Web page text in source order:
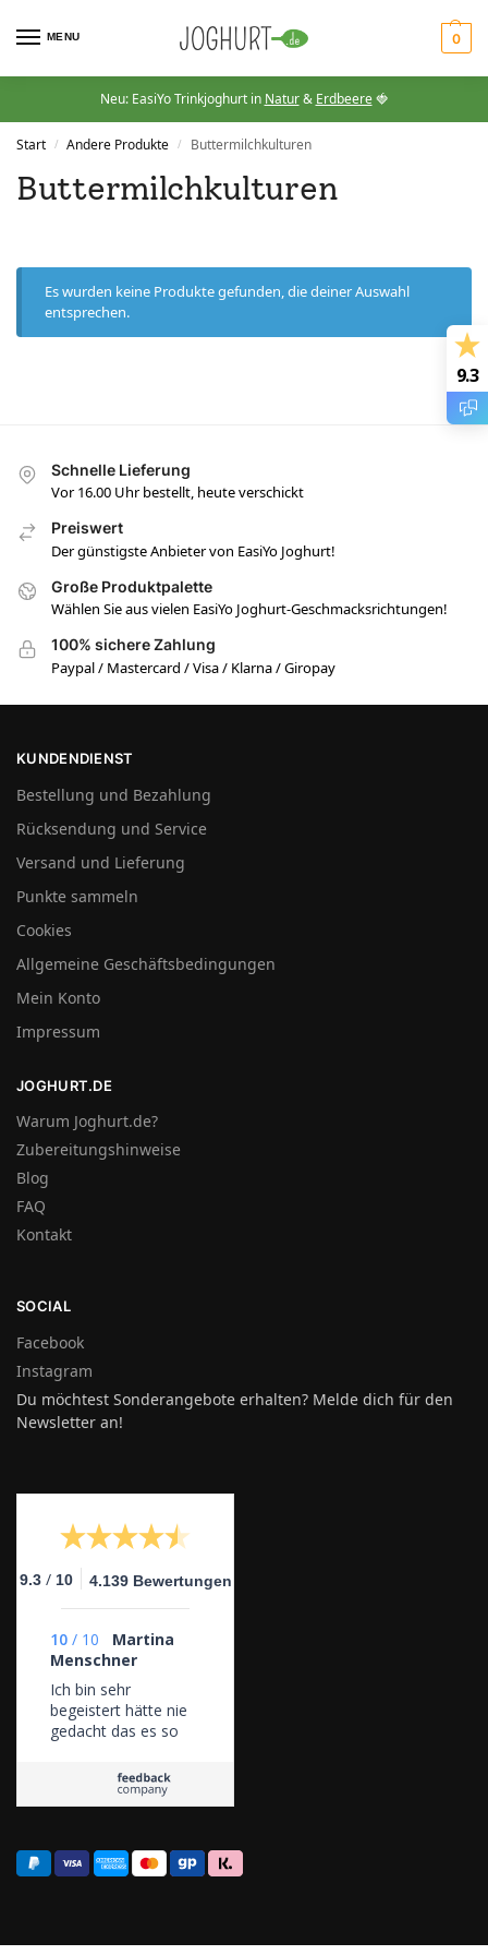
MENU 0
Neu: EasiYo Trinkjoghurt in Natur& Erdbeere🍓
Start / Andere Produkte / Buttermilchkulturen
Buttermilchkulturen
Es wurden keine Produkte gefunden, die deiner Auswahl
entsprechen.
Schnelle Lieferung
Vor 16.00 Uhr bestellt, heute verschickt
Preiswert
Der günstigste Anbieter von EasiYo Joghurt!
Große Produktpalette
Wählen Sie aus vielen EasiYo Joghurt-Geschmacksrichtungen!
100% sichere Zahlung
Paypal / Mastercard / Visa / Klarna / Giropay
KUNDENDIENST
Bestellung und Bezahlung
Rücksendung und Service
Versand und Lieferung
Punkte sammeln
Cookies
Allgemeine Geschäftsbedingungen
Mein Konto
Impressum
JOGHURT.DE
Warum Joghurt.de?
Zubereitungshinweise
Blog
FAQ
Kontakt
SOCIAL
Facebook
Instagram
Du möchtest Sonderangebote erhalten? Melde dich für den
Newsletter an!
9.3 / 10 4.139 Bewertungen
10 / 10
Martina
Menschner
Ich bin sehr
begeistert hätte nie
gedacht das es so
selbst zu machen.
9.3